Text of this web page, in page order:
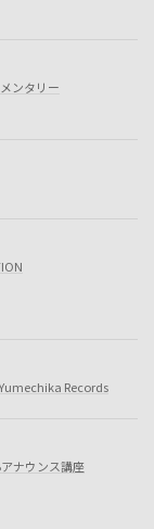
ンタリー
Yumechika Records
ナウンス講座